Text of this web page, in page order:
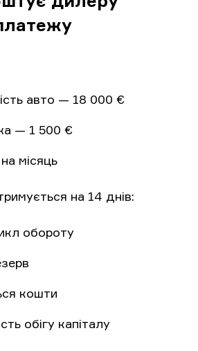
авто — 18 000 €
— 1 500 €
місяць
на 14 днів:
обороту
кошти
обігу капіталу